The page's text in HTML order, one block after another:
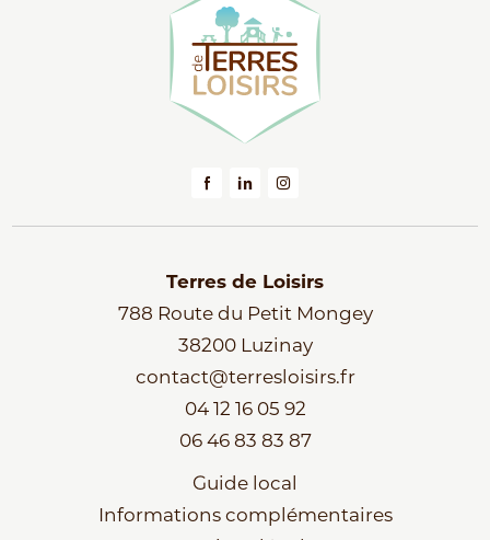
Terres de Loisirs
788 Route du Petit Mongey
38200 Luzinay
contact@terresloisirs.fr
04 12 16 05 92
06 46 83 83 87
Guide local
Informations complémentaires